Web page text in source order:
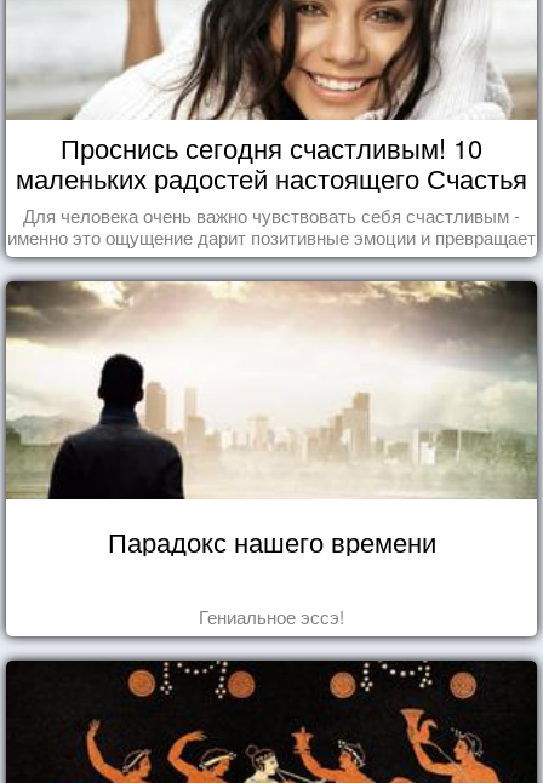
Проснись сегодня счастливым! 10
маленьких радостей настоящего Счастья
Для человека очень важно чувствовать себя счастливым -
именно это ощущение дарит позитивные эмоции и превращает
каждый день в маленький праздник.
Парадокс нашего времени
Гениальное эссэ!